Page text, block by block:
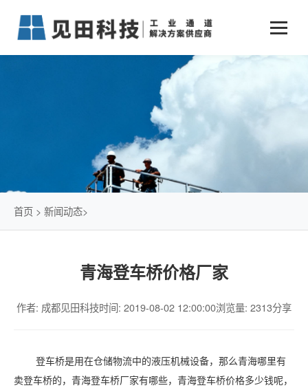
业务中心
仓储物流通道解决方案
智能立体库解决方案
简易升降机解决方案
新闻动态 +
传统仓储物流
石油化工行业
发展历程
首页 > 新闻动态>
青海登车桥价格厂家
作者: 成都见田科技时间: 2019-08-02 12:00:00浏览量: 2313分享
登车桥是用在仓储物流中的液压机械设备，那么青海哪里有
卖登车桥的，青海登车桥厂家有哪些，青海登车桥价格多少钱呢，